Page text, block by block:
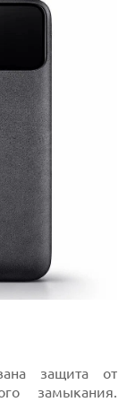
защита от
замыкания.